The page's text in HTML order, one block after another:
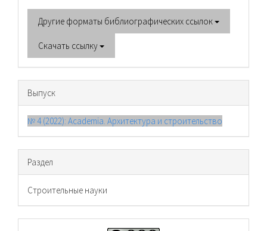
Другие форматы библиографических ссылок
Скачать ссылку
Выпуск
№ 4 (2022): Academia. Архитектура и строительство
Раздел
Cтроительные науки